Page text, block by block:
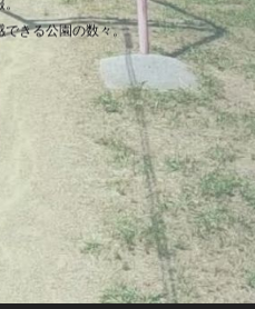
できる公園の数々。